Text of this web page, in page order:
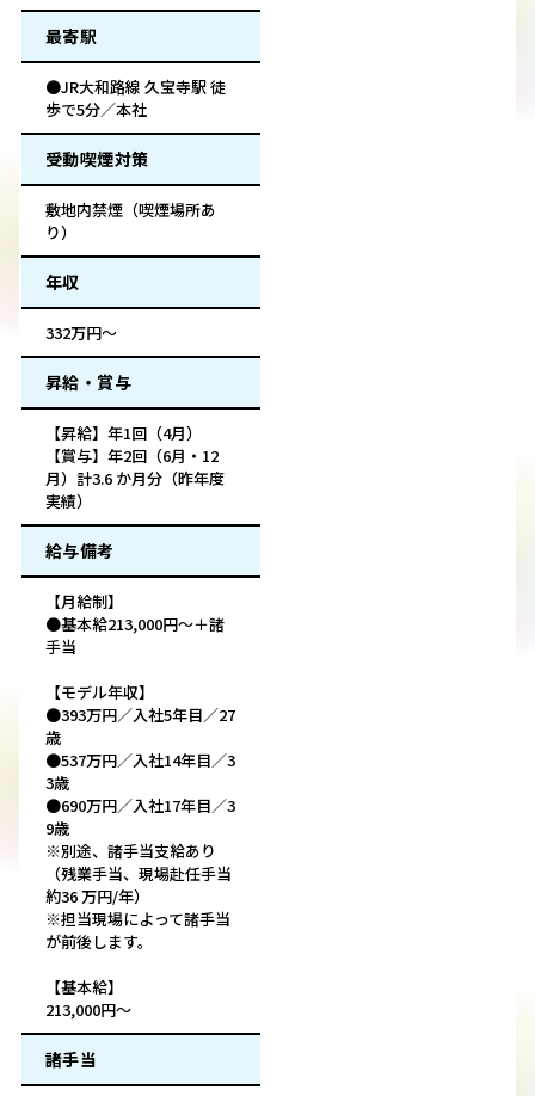
最寄駅
●JR大和路線 久宝寺駅 徒
歩で5分／本社
受動喫煙対策
敷地内禁煙（喫煙場所あ
り）
年収
332万円～
昇給・賞与
【昇給】年1回（4月）
【賞与】年2回（6月・12
月）計3.6 か月分（昨年度
実績）
給与備考
【月給制】
●基本給213,000円～＋諸
手当
【モデル年収】
●393万円／入社5年目／27
歳
●537万円／入社14年目／3
3歳
●690万円／入社17年目／3
9歳
※別途、諸手当支給あり
（残業手当、現場赴任手当
約36 万円/年）
※担当現場によって諸手当
が前後します。
【基本給】
213,000円～
諸手当